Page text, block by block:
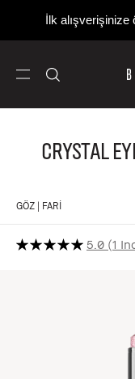
İlk
Crystal
GÖZ | FARI
5.0 1